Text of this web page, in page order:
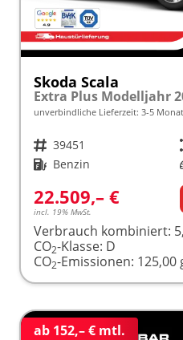
Skoda Scala
unverbindliche Lieferzeit: 3-5
Fahrzeugnr. 39451
Kraftstoff Benzin
22.509,– €
incl. 19% MwSt.
Verbrauch kombiniert:
CO2-Klasse: D
CO2-Emissionen: 125,00
ab 152,– € mtl.